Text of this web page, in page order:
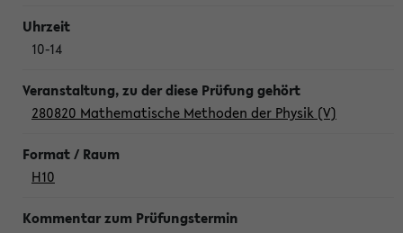
10-14
280820 Mathematische Methoden der Physik (V)
H10